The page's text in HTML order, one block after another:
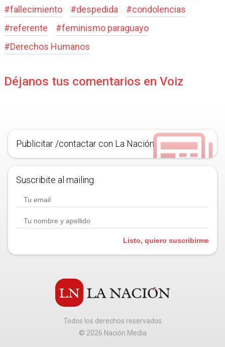
#fallecimiento #despedida #condolencias
#referente #feminismo paraguayo
#Derechos Humanos
Déjanos tus comentarios en Voiz
Publicitar /contactar con La Nación
Suscribite al mailing.
Listo, quiero suscribirme
Todos los derechos reservados
© 2026 Nación Media